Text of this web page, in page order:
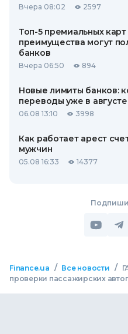
Вчера 08:02 2597
Топ-5 премиальных
преимущества могут
банков
Вчера 06:50 894
Новые лимиты банков:
переводы уже в августе
06.08 13:10 3998
Как работает арест
мужчин
05.08 16:33 14377
Finance.ua / Все новости /
проверки пассажирских